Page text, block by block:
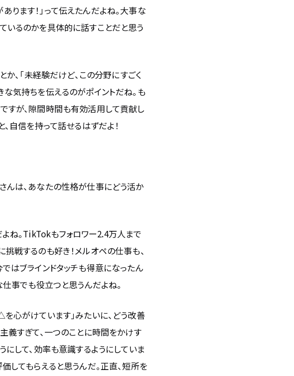
ます！」って伝えたんだよね。大事な
いるのかを具体的に話すことだと思う
か、「未経験だけど、この分野にすごく
気持ちを伝えるのがポイントだね。も
すが、隙間時間も有効活用して貢献し
自信を持って話せるはずだよ！
んは、あなたの性格が仕事にどう活か
ね。TikTokもフォロワー2.4万人まで
戦するのも好き！メルオペの仕事も、
はブラインドタッチも得意になったん
仕事でも役立つと思うんだよね。
心がけています」みたいに、どう改善
義すぎて、一つのことに時間をかけす
にして、効率も意識するようにしていま
してもらえると思うんだ。正直、短所を